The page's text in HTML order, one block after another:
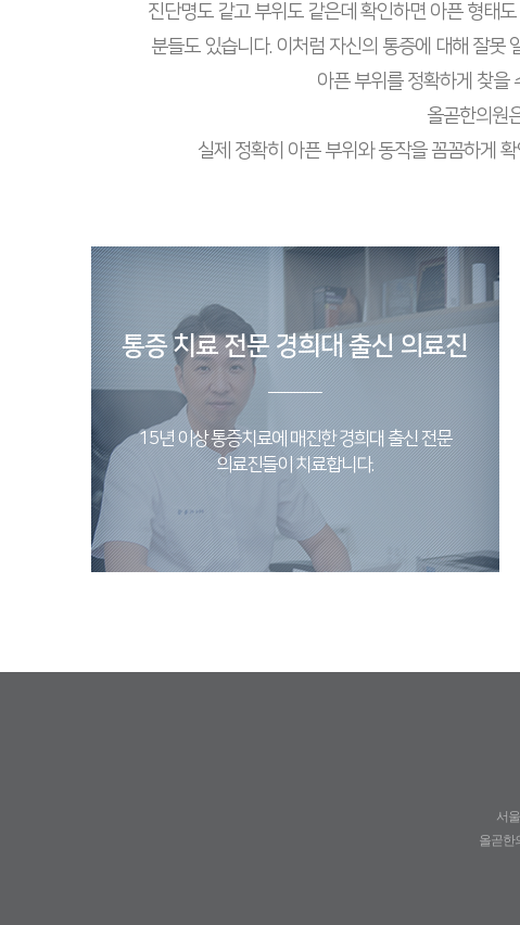
진단명도 같고 부위도 같은데 확인하면 아픈 형태
분들도 있습니다. 이처럼 자신의 통증에 대해 잘못
아픈 부위를 정확하게 찾을
올곧한의원
실제 정확히 아픈 부위와 동작을 꼼꼼하게
통증 치료 전문 경희대 출신 의료진
15년 이상 통증치료에 매진한 경희대 출신 전문
의료진들이 치료합니다.
서
올곧